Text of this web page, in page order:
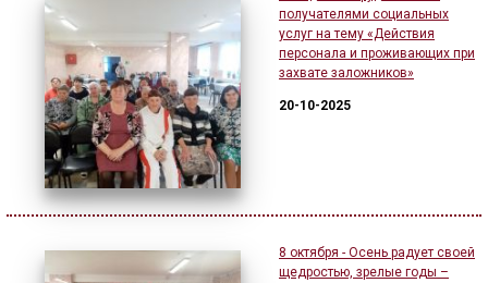
получателями социальных
услуг на тему «Действия
персонала и проживающих при
захвате заложников»
20-10-2025
8 октября - Осень радует своей
щедростью, зрелые годы –